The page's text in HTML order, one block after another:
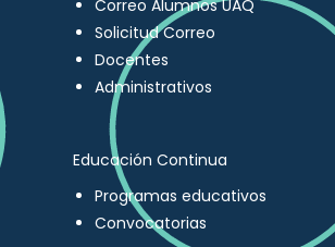
Correo Alumnos UAQ
Solicitud Correo
Docentes
Administrativos
Educación Continua
Programas educativos
Convocatorias